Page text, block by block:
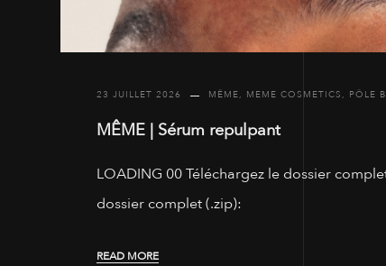
23 JUILLET 2026 MÊME, MEME COSMETICS, PÔLE
MÊME | Sérum repulpant
LOADING 00 Téléchargez le dossier
dossier complet (.zip):
READ MORE